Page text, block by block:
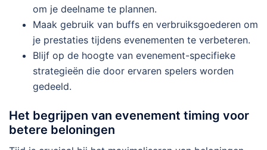
om je deelname te plannen.
Maak gebruik van buffs en verbruiksgoederen om
je prestaties tijdens evenementen te verbeteren.
Blijf op de hoogte van evenement-specifieke
strategieën die door ervaren spelers worden
gedeeld.
Het begrijpen van evenement timing voor
betere beloningen